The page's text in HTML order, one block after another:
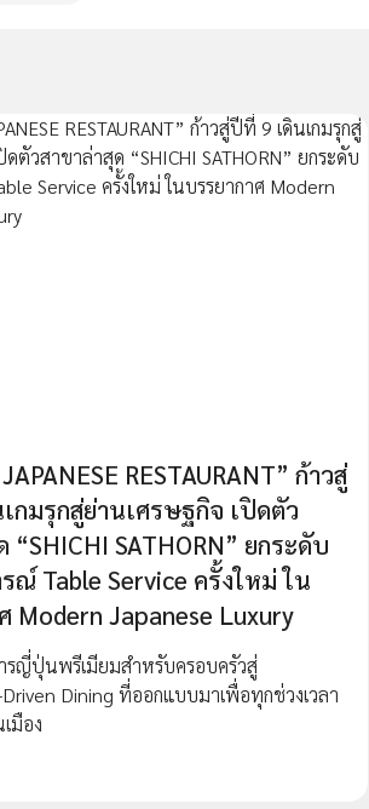
RESTAURANT” ก้าวสู่
กมรุกสู่ย่านเศรษฐกิจ เปิดตัว
“SHICHI SATHORN” ยกระดับ
ณ์ Table Service ครั้งใหม่ ใน
Modern Japanese Luxury
รญี่ปุ่นพรีเมียมสำหรับครอบครัวสู่
Dining ที่ออกแบบมาเพื่อทุกช่วงเวลา
มือง